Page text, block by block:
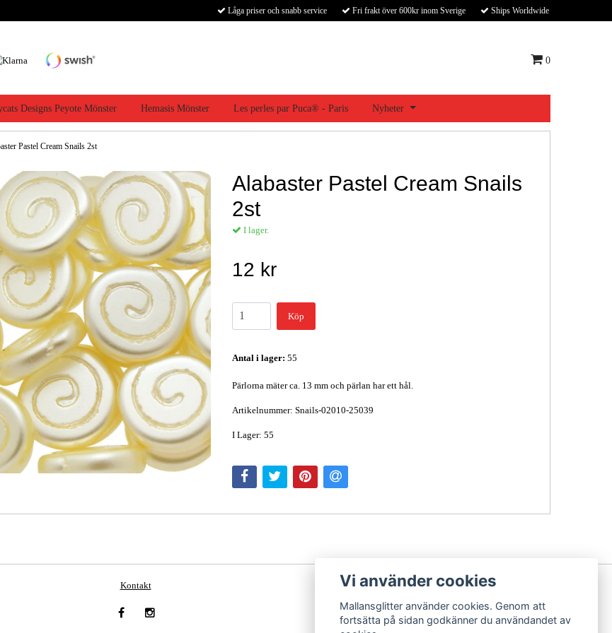
Låga priser och snabb service Fri frakt över 600kr inom Sverige Ships Worldwide
0
Designs Peyote Mönster Hemasis Mönster Les perles par Puca® - Paris Nyheter
Pastel Cream Snails 2st
Alabaster Pastel Cream Snails
2st
I lager.
12 kr
Köp
Antal i lager: 55
Pärlorna mäter ca. 13 mm och pärlan har ett hål.
Artikelnummer: Snails-02010-25039
I Lager: 55
Kontakt Vi använder cookies
Mallansglitter använder cookies. Genom att
fortsätta på sidan godkänner du användandet av